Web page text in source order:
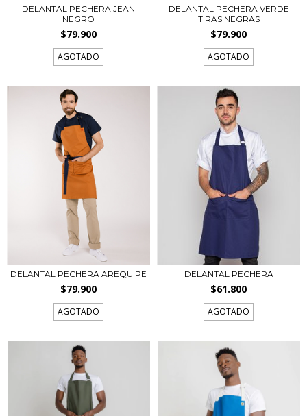
DELANTAL PECHERA JEAN
NEGRO
$79.900
AGOTADO
DELANTAL PECHERA VERDE
TIRAS NEGRAS
$79.900
AGOTADO
DELANTAL PECHERA AREQUIPE
$79.900
AGOTADO
DELANTAL PECHERA
$61.800
AGOTADO